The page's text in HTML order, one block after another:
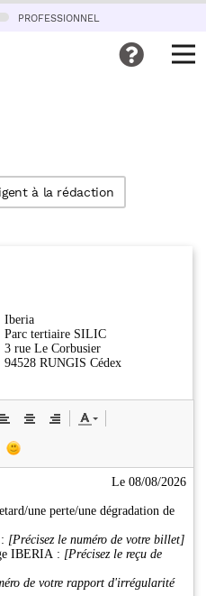
professionnel
à la rédaction
Iberia
Parc tertiaire SILIC
3 rue Le Corbusier
94528 RUNGIS Cédex